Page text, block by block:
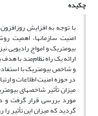
چکیده
با توجه به افزایش
امنیت سازمان­ها، اهمیت
بیومتریک و امواج
ارائه یک راه نظام‌مند با
و شاخص بیومتریک با
در حوزه امنیت اطلاعات و
میزان تأثیر شاخص­های
مورد بررسی قرار گرفت و
گردید که میزان این تأثیر